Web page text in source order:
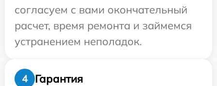
согласуем с вами окончательный
расчет, время ремонта и займемся
устранением неполадок.
4
Гарантия